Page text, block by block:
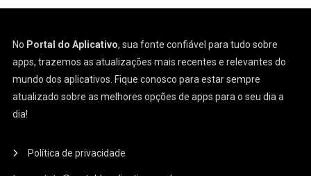
No Portal do Aplicativo, sua fonte confiável para tudo sobre
apps, trazemos as atualizações mais recentes e relevantes do
mundo dos aplicativos. Fique conosco para estar sempre
atualizado sobre as melhores opções de apps para o seu dia a
dia!
Política de privacidade